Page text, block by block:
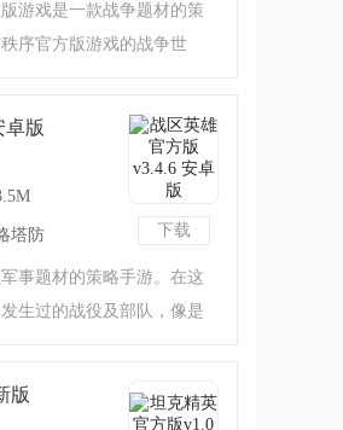
游戏是一款战争题材的策
序官方版游戏的战争世
哦。战争讲究的是实力与谋
下载
卓版
塔防
事题材的策略手游。在这
生过的战役及部队，像是
版